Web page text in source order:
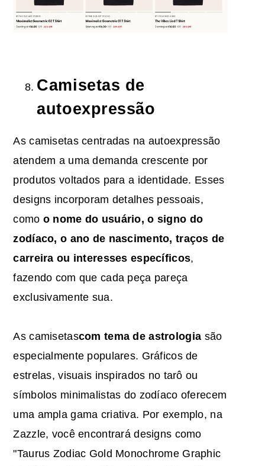
Camisetas de
autoexpressão
As camisetas centradas na autoexpressão
atendem a uma demanda crescente por
produtos voltados para a identidade. Esses
designs incorporam detalhes pessoais,
como o nome do usuário, o signo do
zodíaco, o ano de nascimento, traços de
carreira ou interesses específicos,
fazendo com que cada peça pareça
exclusivamente sua.
As camisetascom tema de astrologia são
especialmente populares. Gráficos de
estrelas, visuais inspirados no tarô ou
símbolos minimalistas do zodíaco oferecem
uma ampla gama criativa. Por exemplo, na
Zazzle, você encontrará designs como
"Taurus Zodiac Gold Monochrome Graphic